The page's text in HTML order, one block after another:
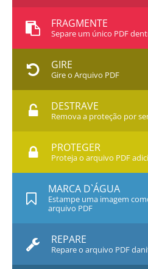
FRAGMENTE
Separe um único PDF
GIRE
Gire o Arquivo PDF
DESTRAVE
Remova a proteção por
PROTEGER
Proteja o arquivo PDF
MARCA D`ÁGUA
Estampe uma imagem
arquivo PDF
REPARE
Repare o arquivo PDF